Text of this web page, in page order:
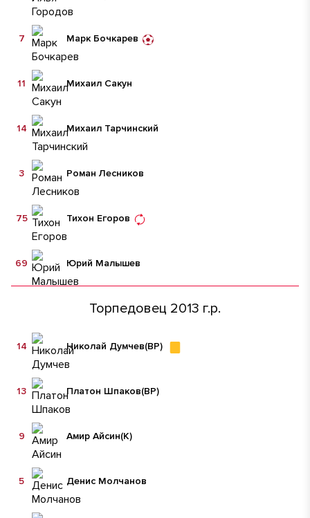
Марк Бочкарев
7
Михаил Сакун
11
Михаил Тарчинский
14
Роман Лесников
3
Тихон Егоров
75
Юрий Малышев
69
Торпедовец 2013 г.р.
Николай Думчев(ВР)
14
Платон Шпаков(ВР)
13
Амир Айсин(К)
9
Денис Молчанов
5